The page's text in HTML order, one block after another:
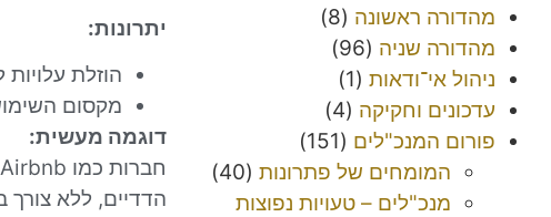
מהדורה ראשונה (8)
מהדורה שניה (96)
ניהול אי־ודאות (1)
עדכונים וחקיקה (4)
פורום המנכ"לים (151)
המומחים של פתרונות (40)
מנכ"לים – טעויות נפוצות
יתרונות:
הוזלת עלויות
מקסום
דוגמה מעשית:
הדדיים, ללא